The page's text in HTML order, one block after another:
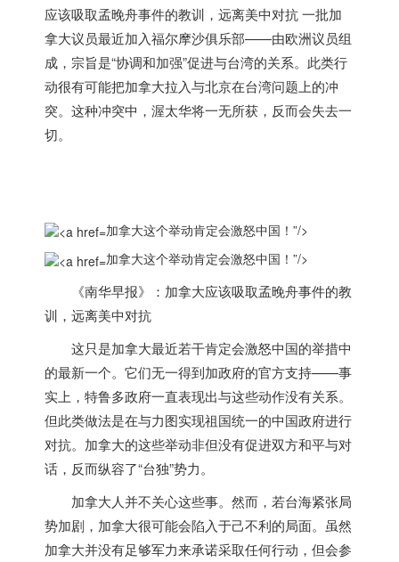
应该吸取孟晚舟事件的教训，远离美中对抗一批加
拿大议员最近加入福尔摩沙俱乐部——由欧洲议员组
成，宗旨是“协调和加强”促进与台湾的关系。此类行
动很有可能把加拿大拉入与北京在台湾问题上的冲
突。 这种冲突中，渥太华将一无所获，反而会失去一
切。
加拿大这个举动肯定会激怒中国！”/>
加拿大这个举动肯定会激怒中国！”/>
《南华早报》： 加拿大应该吸取孟晚舟事件的教
训，远离美中对抗
这只是加拿大最近若干肯定会激怒中国的举措中
的最新一个。 它们无一得到加政府的官方支持——事
实上，特鲁多政府一直表现出与这些动作没有关系。
但此类做法是在与力图实现祖国统一的中国政府进行
对抗。 加拿大的这些举动非但没有促进双方和平与对
话，反而纵容了“台独”势力。
加拿大人并不关心这些事。然而，若台海紧张局
势加剧， 加拿大很可能会陷入于己不利的局面。虽然
加拿大并没有足够军力来承诺采取任何行动，但会参